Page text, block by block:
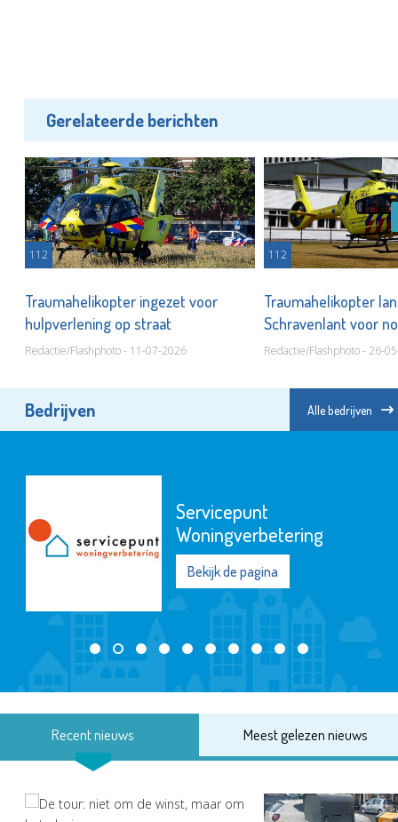
Gerelateerde berichten
112
Traumahelikopter ingezet voor
hulpverlening op straat
Redactie/Flashphoto - 11-07-2026
112
Traumahelikopter
Schravenlant voor
Redactie/Flashphoto - 26-
Bedrijven Alle bedrijven
Servicepunt
Woningverbetering
Bekijk de pagina
Recent nieuws Meest gelezen nieuws